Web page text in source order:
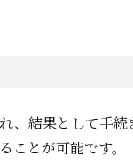
結果として手続
とが可能です。